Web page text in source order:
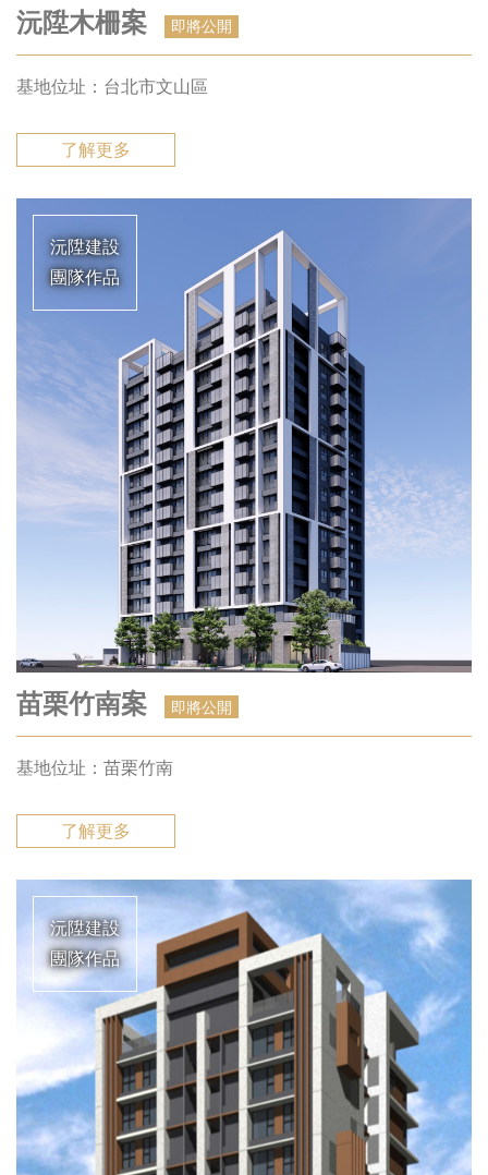
沅陞木柵案 即將公開
基地位址：台北市文山區
了解更多
沅陞建設
團隊作品
苗栗竹南案 即將公開
基地位址：苗栗竹南
了解更多
沅陞建設
團隊作品